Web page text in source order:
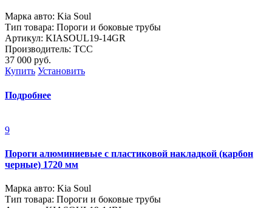
Марка авто: Kia Soul
Тип товара: Пороги и боковые трубы
Артикул: KIASOUL19-14GR
Производитель: ТСС
37 000 руб.
Купить Установить
Подробнее
9
Пороги алюминиевые с пластиковой накладкой (карбон
черные) 1720 мм
Марка авто: Kia Soul
Тип товара: Пороги и боковые трубы